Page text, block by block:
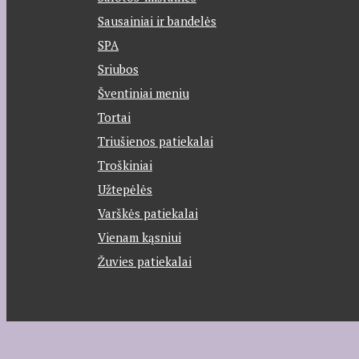
Sausainiai ir bandelės
SPA
Sriubos
Šventiniai meniu
Tortai
Triušienos patiekalai
Troškiniai
Užtepėlės
Varškės patiekalai
Vienam kąsniui
Žuvies patiekalai